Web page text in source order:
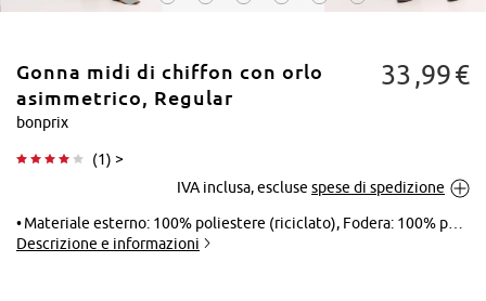
ingrandire
Gonna midi di chiffon con orlo
asimmetrico, Regular
bonprix
(1) >
33 99€
IVA inclusa, escluse spese di spedizione
Materiale esterno: 100% poliestere (riciclato), Fodera: 100% poliestere (riciclato)
Descrizione e informazioni